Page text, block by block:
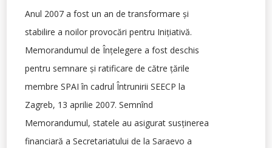
Anul 2007 a fost un an de transformare şi
stabilire a noilor provocări pentru Iniţiativă.
Memorandumul de Înţelegere a fost deschis
pentru semnare şi ratificare de către ţările
membre SPAI în cadrul Întrunirii SEECP la
Zagreb, 13 aprilie 2007. Semnînd
Memorandumul, statele au asigurat susţinerea
financiară a Secretariatului de la Saraevo a